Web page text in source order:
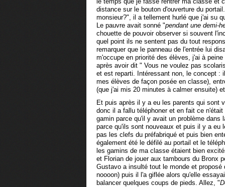
distance sur le bouton d'ouverture du
monsieur?", il a tellement hurlé que j'ai su
Le pauvre avait sonné "pendant une demi-
chouette de pouvoir observer si souvent
quel point ils ne sentent pas du tout
remarquer que le panneau de l'entrée lui
m'occupe en priorité des élèves, j'ai à
après avoir dit " Vous ne voulez pas
et est reparti. Intéressant non, le concept :
mes élèves de façon posée en classe),
(que j'ai mis 20 minutes à calmer ensuite)
Et puis après il y a eu les parents qui sont
donc il a fallu téléphoner et en fait ce
gamin parce qu'il y avait un problème
parce qu'ils sont nouveaux et puis il y a eu
pas les clefs du préfabriqué et puis bien
également été le défilé au portail et le
les gamins de ma classe étaient bien
et Florian de jouer aux tambours du Bronx
Gustavo a insulté tout le monde et
noooon) puis il l'a giflée alors qu'elle
balancer quelques coups de pieds. Allez, "